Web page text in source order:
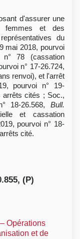
d'assurer une
femmes et des
du
mai 2018, pourvoi
78 (cassation
n° 17-26.724,
renvoi), et l'arrêt
pourvoi n° 19-
arrêts cités ; Soc.,
18-26.568, Bull.
et cassation
pourvoi n° 18-
cité.
(P)
Opérations
et de